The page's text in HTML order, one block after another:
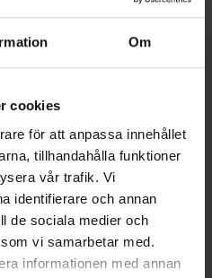
Om
cookies
för att anpassa innehållet
tillhandahålla funktioner
vår trafik. Vi
identifierare och annan
de sociala medier och
vi samarbetar med.
informationen med annan
för att jämna ut och
faktorer,
lyser upp och mjukgör
irritation och
formula ökar hudens
näring, lugnad och